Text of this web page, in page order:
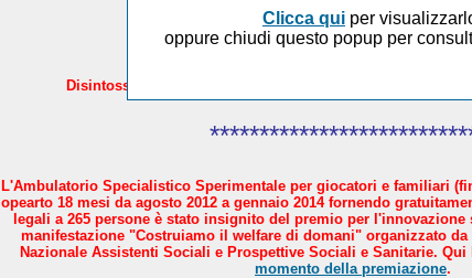
Clicca quiper
oppure chiudi questo popup per
Disintossicare il Paese in 4 mosse. AND aderisce al
L'Ambulatorio Specialistico Sperimentale per giocatori e familiari
opearto 18 mesi da agosto 2012 a gennaio 2014 fornendo
legali a 265 persone è stato insignito del premio per
manifestazione "Costruiamo il welfare di domani" organizzato
Nazionale Assistenti Sociali e Prospettive Sociali e Sanitarie. Qui
momento della premiazione.